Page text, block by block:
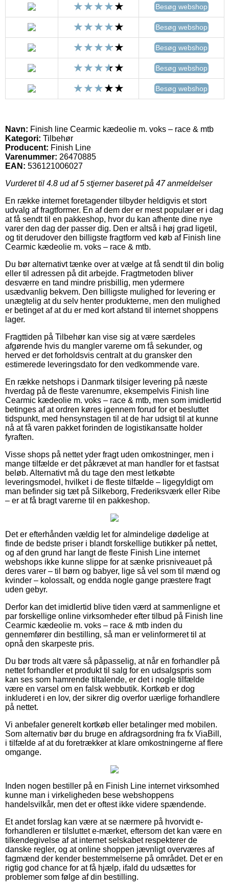
Besøg webshop
Besøg webshop
Besøg webshop
Besøg webshop
Besøg webshop
Navn: Finish line Cearmic kædeolie m. voks – race & mtb
Kategori: Tilbehør
Producent: Finish Line
Varenummer: 26470885
EAN: 536121006027
Vurderet til 4.8 ud af 5 stjerner baseret på 47anmeldelser
En række internet foretagender tilbyder heldigvis et stort
udvalg af fragtformer. En af dem der er mest populær er i dag
at få sendt til en pakkeshop, hvor du kan afhente dine nye
varer den dag der passer dig. Den er altså i høj grad ligetil,
og tit derudover den billigste fragtform ved køb af Finish line
Cearmic kædeolie m. voks – race & mtb.
Du bør alternativt tænke over at vælge at få sendt til din bolig
eller til adressen på dit arbejde. Fragtmetoden bliver
desværre en tand mindre prisbillig, men ydermere
usædvanlig bekvem. Den billigste mulighed for levering er
unægtelig at du selv henter produkterne, men den mulighed
er betinget af at du er med kort afstand til internet shoppens
lager.
Fragttiden på Tilbehør kan vise sig at være særdeles
afgørende hvis du mangler varerne om få sekunder, og
herved er det forholdsvis centralt at du gransker den
estimerede leveringsdato for den vedkommende vare.
En række netshops i Danmark tilsiger levering på næste
hverdag på de fleste varenumre, eksempelvis Finish line
Cearmic kædeolie m. voks – race & mtb, men som imidlertid
betinges af at ordren køres igennem forud for et besluttet
tidspunkt, med hensynstagen til at de har udsigt til at kunne
nå at få varen pakket forinden de logistikansatte holder
fyraften.
Visse shops på nettet yder fragt uden omkostninger, men i
mange tilfælde er det påkrævet at man handler for et fastsat
beløb. Alternativt må du tage den mest letkøbte
leveringsmodel, hvilket i de fleste tilfælde – ligegyldigt om
man befinder sig tæt på Silkeborg, Frederiksværk eller Ribe
– er at få bragt varerne til en pakkeshop.
Det er efterhånden vældig let for almindelige dødelige at
finde de bedste priser i blandt forskellige butikker på nettet,
og af den grund har langt de fleste Finish Line internet
webshops ikke kunne slippe for at sænke prisniveauet på
deres varer – til børn og babyer, lige så vel som til mænd og
kvinder – kolossalt, og endda nogle gange præstere fragt
uden gebyr.
Derfor kan det imidlertid blive tiden værd at sammenligne et
par forskellige online virksomheder efter tilbud på Finish line
Cearmic kædeolie m. voks – race & mtb inden du
gennemfører din bestilling, så man er velinformeret til at
opnå den skarpeste pris.
Du bør trods alt være så påpasselig, at når en forhandler på
nettet forhandler et produkt til salg for en udsalgspris som
kan ses som hamrende tiltalende, er det i nogle tilfælde
være en varsel om en falsk webbutik. Kortkøb er dog
inkluderet i en lov, der sikrer dig overfor uærlige forhandlere
på nettet.
Vi anbefaler generelt kortkøb eller betalinger med mobilen.
Som alternativ bør du bruge en afdragsordning fra fx ViaBill,
i tilfælde af at du foretrækker at klare omkostningerne af flere
omgange.
Inden nogen bestiller på en Finish Line internet virksomhed
kunne man i virkeligheden bese webshoppens
handelsvilkår, men det er oftest ikke videre spændende.
Et andet forslag kan være at se nærmere på hvorvidt e-
forhandleren er tilsluttet e-mærket, eftersom det kan være en
tilkendegivelse af at internet selskabet respekterer de
danske regler, og at online shoppen jævnligt overværes af
fagmænd der kender bestemmelserne på området. Det er en
rigtig god chance for at få hjælp, ifald du udsættes for
problemer som følge af din bestilling.